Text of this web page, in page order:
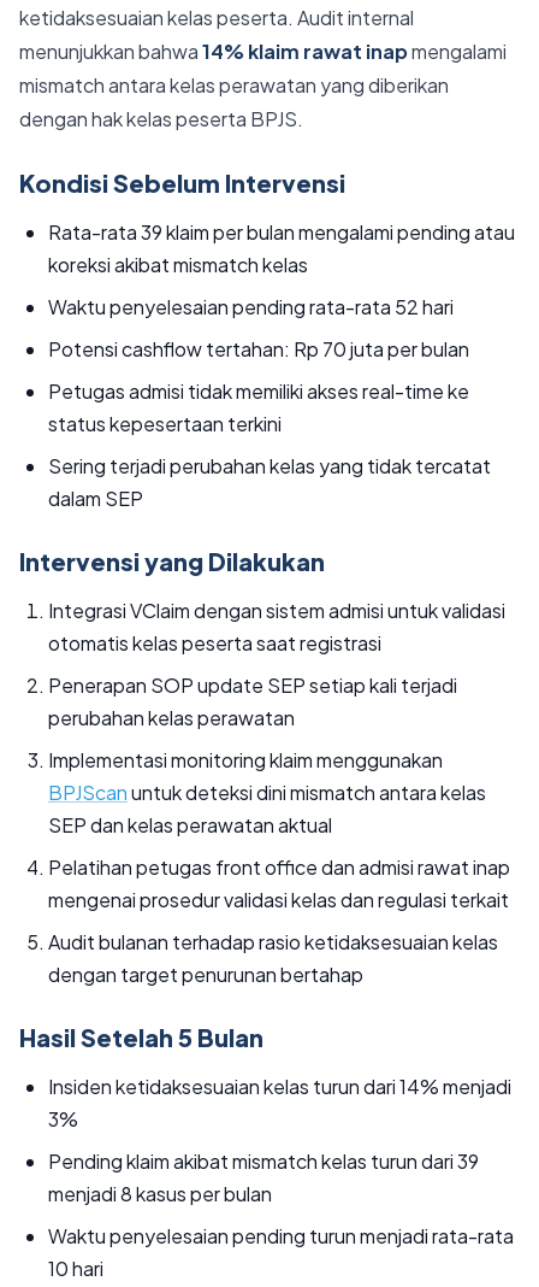
ketidaksesuaian kelas peserta. Audit internal
menunjukkan bahwa14% klaim rawat inapmengalami
mismatch antara kelas perawatan yang diberikan
dengan hak kelas peserta BPJS.
Kondisi Sebelum Intervensi
Rata-rata 39 klaim per bulan mengalami pending atau
koreksi akibat mismatch kelas
Waktu penyelesaian pending rata-rata 52 hari
Potensi cashflow tertahan: Rp 70 juta per bulan
Petugas admisi tidak memiliki akses real-time ke
status kepesertaan terkini
Sering terjadi perubahan kelas yang tidak tercatat
dalam SEP
Intervensi yang Dilakukan
Integrasi VClaim dengan sistem admisi untuk validasi
otomatis kelas peserta saat registrasi
Penerapan SOP update SEP setiap kali terjadi
perubahan kelas perawatan
Implementasi monitoring klaim menggunakan
BPJScanuntuk deteksi dini mismatch antara kelas
SEP dan kelas perawatan aktual
Pelatihan petugas front office dan admisi rawat inap
mengenai prosedur validasi kelas dan regulasi terkait
Audit bulanan terhadap rasio ketidaksesuaian kelas
dengan target penurunan bertahap
Hasil Setelah 5 Bulan
Insiden ketidaksesuaian kelas turun dari 14% menjadi
3%
Pending klaim akibat mismatch kelas turun dari 39
menjadi 8 kasus per bulan
Waktu penyelesaian pending turun menjadi rata-rata
10 hari